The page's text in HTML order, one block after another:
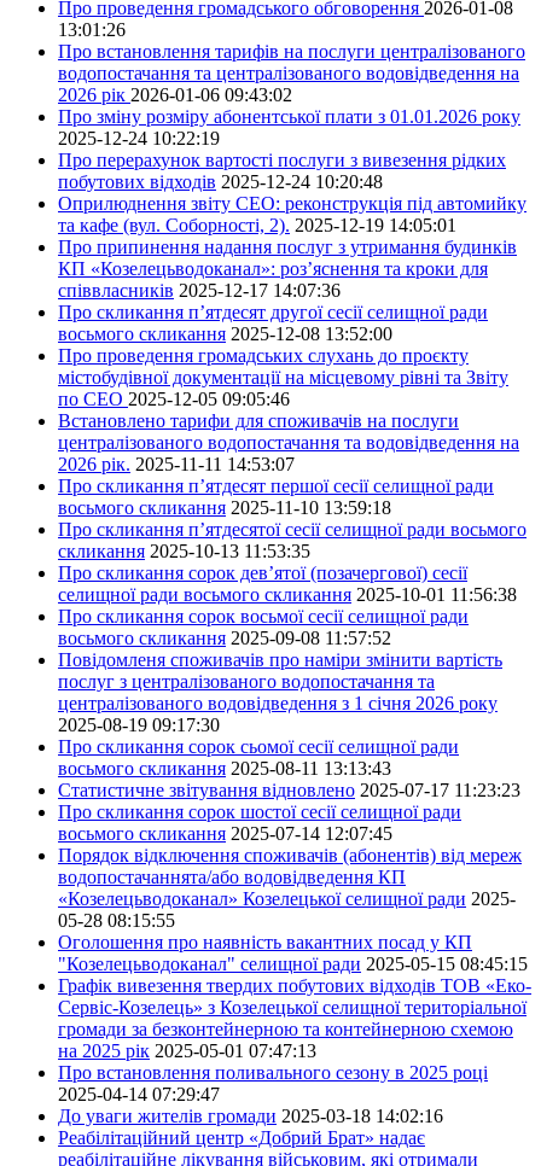
Про проведення громадського обговорення 2026-01-08
13:01:26
Про встановлення тарифів на послуги централізованого
водопостачання та централізованого водовідведення на
2026 рік 2026-01-06 09:43:02
Про зміну розміру абонентської плати з 01.01.2026 року
2025-12-24 10:22:19
Про перерахунок вартості послуги з вивезення рідких
побутових відходів 2025-12-24 10:20:48
Оприлюднення звіту СЕО: реконструкція під автомийку
та кафе (вул. Соборності, 2). 2025-12-19 14:05:01
Про припинення надання послуг з утримання будинків
КП «Козелецьводоканал»: роз’яснення та кроки для
співвласників 2025-12-17 14:07:36
Про скликання п’ятдесят другої сесії селищної ради
восьмого скликання 2025-12-08 13:52:00
Про проведення громадських слухань до проєкту
містобудівної документації на місцевому рівні та Звіту
по СЕО 2025-12-05 09:05:46
Встановлено тарифи для споживачів на послуги
централізованого водопостачання та водовідведення на
2026 рік. 2025-11-11 14:53:07
Про скликання п’ятдесят першої сесії селищної ради
восьмого скликання 2025-11-10 13:59:18
Про скликання п’ятдесятої сесії селищної ради восьмого
скликання 2025-10-13 11:53:35
Про скликання сорок дев’ятої (позачергової) сесії
селищної ради восьмого скликання 2025-10-01 11:56:38
Про скликання сорок восьмої сесії селищної ради
восьмого скликання 2025-09-08 11:57:52
Повідомленя споживачів про наміри змінити вартість
послуг з централізованого водопостачання та
централізованого водовідведення з 1 січня 2026 року
2025-08-19 09:17:30
Про скликання сорок сьомої сесії селищної ради
восьмого скликання 2025-08-11 13:13:43
Статистичне звітування відновлено 2025-07-17 11:23:23
Про скликання сорок шостої сесії селищної ради
восьмого скликання 2025-07-14 12:07:45
Порядок відключення споживачів (абонентів) від мереж
водопостачаннята/або водовідведення КП
«Козелецьводоканал» Козелецької селищної ради 2025-
05-28 08:15:55
Оголошення про наявність вакантних посад у КП
"Козелецьводоканал" селищної ради 2025-05-15 08:45:15
Графік вивезення твердих побутових відходів ТОВ «Еко-
Сервіс-Козелець» з Козелецької селищної територіальної
громади за безконтейнерною та контейнерною схемою
на 2025 рік 2025-05-01 07:47:13
Про встановлення поливального сезону в 2025 році
2025-04-14 07:29:47
До уваги жителів громади 2025-03-18 14:02:16
Реабілітаційний центр «Добрий Брат» надає
реабілітаційне лікування військовим, які отримали